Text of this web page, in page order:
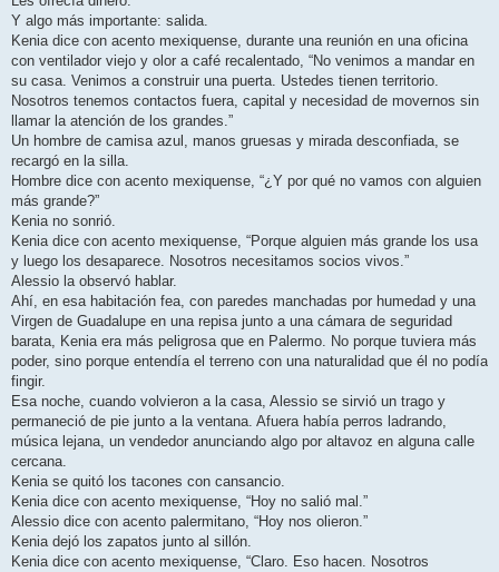
Y algo más importante: salida.
Kenia dice con acento mexiquense, durante una reunión en una oficina
con ventilador viejo y olor a café recalentado, “No venimos a mandar en
su casa. Venimos a construir una puerta. Ustedes tienen territorio.
Nosotros tenemos contactos fuera, capital y necesidad de movernos sin
llamar la atención de los grandes.”
Un hombre de camisa azul, manos gruesas y mirada desconfiada, se
recargó en la silla.
Hombre dice con acento mexiquense, “¿Y por qué no vamos con alguien
más grande?”
Kenia no sonrió.
Kenia dice con acento mexiquense, “Porque alguien más grande los usa
y luego los desaparece. Nosotros necesitamos socios vivos.”
Alessio la observó hablar.
Ahí, en esa habitación fea, con paredes manchadas por humedad y una
Virgen de Guadalupe en una repisa junto a una cámara de seguridad
barata, Kenia era más peligrosa que en Palermo. No porque tuviera más
poder, sino porque entendía el terreno con una naturalidad que él no podía
fingir.
Esa noche, cuando volvieron a la casa, Alessio se sirvió un trago y
permaneció de pie junto a la ventana. Afuera había perros ladrando,
música lejana, un vendedor anunciando algo por altavoz en alguna calle
cercana.
Kenia se quitó los tacones con cansancio.
Kenia dice con acento mexiquense, “Hoy no salió mal.”
Alessio dice con acento palermitano, “Hoy nos olieron.”
Kenia dejó los zapatos junto al sillón.
Kenia dice con acento mexiquense, “Claro. Eso hacen. Nosotros